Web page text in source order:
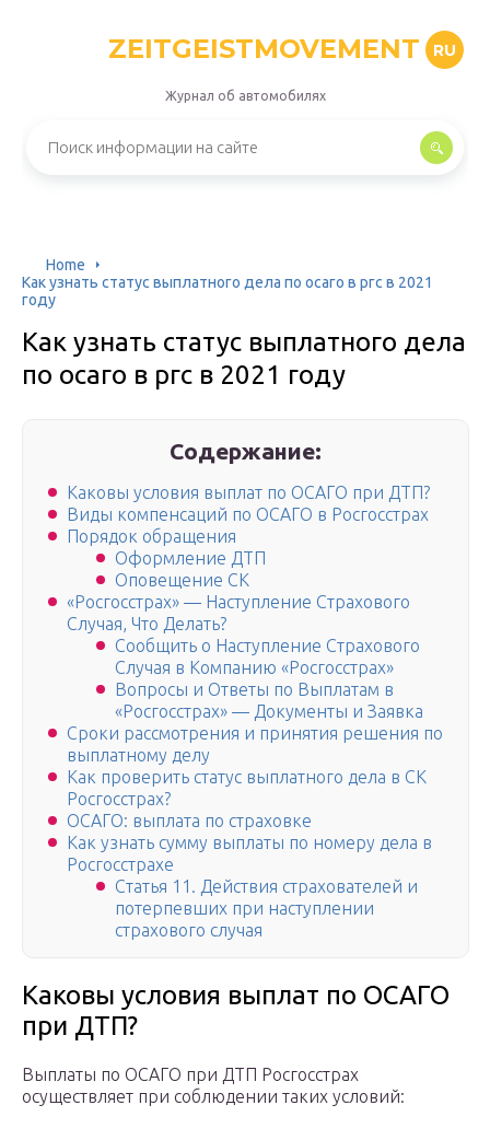
ZEITGEISTMOVEMENT RU
Журнал об автомобилях
Home
Как узнать статус выплатного дела по осаго в ргс в 2021
году
Как узнать статус выплатного дела
по осаго в ргс в 2021 году
Содержание:
Каковы условия выплат по ОСАГО при ДТП?
Виды компенсаций по ОСАГО в Росгосстрах
Порядок обращения
Оформление ДТП
Оповещение СК
«Росгосстрах» — Наступление Страхового
Случая, Что Делать?
Сообщить о Наступление Страхового
Случая в Компанию «Росгосстрах»
Вопросы и Ответы по Выплатам в
«Росгосстрах» — Документы и Заявка
Сроки рассмотрения и принятия решения по
выплатному делу
Как проверить статус выплатного дела в СК
Росгосстрах?
ОСАГО: выплата по страховке
Как узнать сумму выплаты по номеру дела в
Росгосстрахе
Статья 11. Действия страхователей и
потерпевших при наступлении
страхового случая
Каковы условия выплат по ОСАГО
при ДТП?
Выплаты по ОСАГО при ДТП Росгосстрах
осуществляет при соблюдении таких условий: